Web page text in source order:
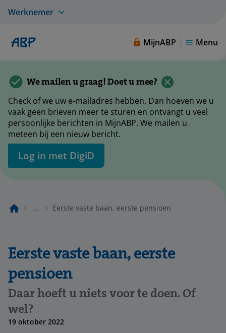
Werknemer
MijnABP Menu
We mailen u graag! Doet u mee?
Check of we uw e-mailadres hebben. Dan hoeven we u
vaak geen brieven meer te sturen en ontvangt u veel
persoonlijke berichten in MijnABP. We mailen u
meteen bij een nieuw bericht.
Log in met DigiD
... Eerste vaste baan, eerste pensioen
Eerste vaste baan, eerste
pensioen
Daar hoeft u niets voor te doen. Of
wel?
19 oktober 2022